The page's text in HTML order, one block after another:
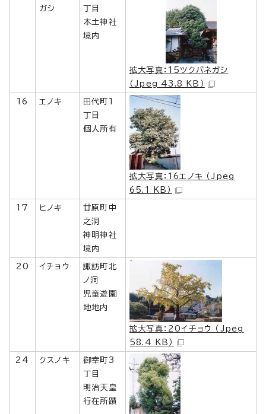
ガシ
丁目
本土神社
境内
拡大写真：15ツクバネガシ
（Jpeg 43.8 KB）
16 エノキ
田代町1
丁目
個人所有
拡大写真：16エノキ （Jpeg
65.1 KB）
17 ヒノキ
廿原町中
之洞
神明神社
境内
20 イチョウ
諏訪町北
ノ洞
児童遊園
地地内
拡大写真：20イチョウ （Jpeg
58.4 KB）
24 クスノキ
御幸町3
丁目
明治天皇
行在所蹟